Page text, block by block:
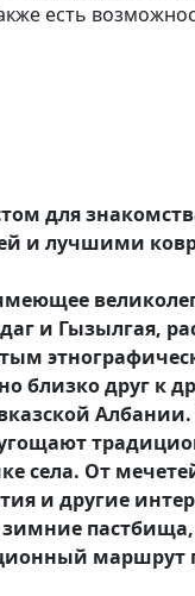
есть
для
и лучшими
и Гызылгая,
близко друг к
села. От
и другие
маршрут